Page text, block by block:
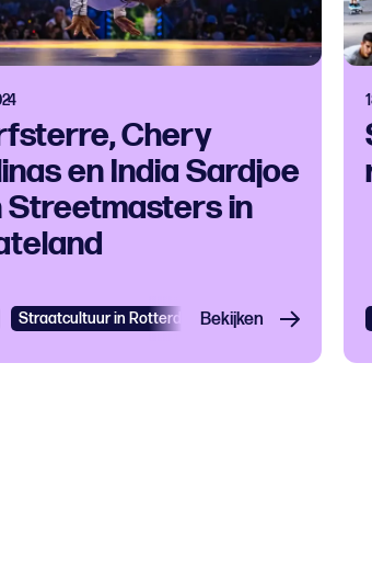
Chery
en India Sardjoe
Streetmasters in
Straatcultuur in Rotterdam Sport in Rotterdam
Bekijken